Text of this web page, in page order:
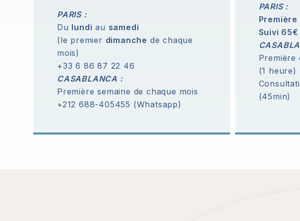
PARIS :
Du lundi au samedi
(le premier dimanche de chaque
mois)
+33 6 86 87 22 46
CASABLANCA :
Première semaine de chaque mois
+212 688-405455 (Whatsapp)
PARIS :
Suivi 65€
Première
(1 heure)
(45min)